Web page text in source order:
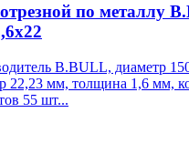
по металлу
B.BULL, диаметр
22,23 мм, толщина 1,6 мм,
55 шт...